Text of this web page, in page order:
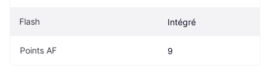
Flash Intégré
Points AF 9